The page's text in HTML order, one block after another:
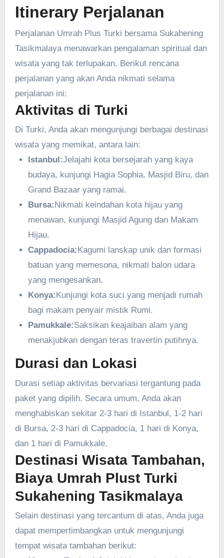
Itinerary Perjalanan
Perjalanan Umrah Plus Turki bersama Sukahening
Tasikmalaya menawarkan pengalaman spiritual dan
wisata yang tak terlupakan. Berikut rencana
perjalanan yang akan Anda nikmati selama
perjalanan ini:
Aktivitas di Turki
Di Turki, Anda akan mengunjungi berbagai destinasi
wisata yang memikat, antara lain:
Istanbul:Jelajahi kota bersejarah yang kaya
budaya, kunjungi Hagia Sophia, Masjid Biru, dan
Grand Bazaar yang ramai.
Bursa: Nikmati keindahan kota hijau yang
menawan, kunjungi Masjid Agung dan Makam
Hijau.
Cappadocia: Kagumi lanskap unik dan formasi
batuan yang memesona, nikmati balon udara
yang mengesankan.
Konya: Kunjungi kota suci yang menjadi rumah
bagi makam penyair mistik Rumi.
Pamukkale:Saksikan keajaiban alam yang
menakjubkan dengan teras travertin putihnya.
Durasi dan Lokasi
Durasi setiap aktivitas bervariasi tergantung pada
paket yang dipilih. Secara umum, Anda akan
menghabiskan sekitar 2-3 hari di Istanbul, 1-2 hari
di Bursa, 2-3 hari di Cappadocia, 1 hari di Konya,
dan 1 hari di Pamukkale.
Destinasi Wisata Tambahan,
Biaya Umrah Plust Turki
Sukahening Tasikmalaya
Selain destinasi yang tercantum di atas, Anda juga
dapat mempertimbangkan untuk mengunjungi
tempat wisata tambahan berikut: